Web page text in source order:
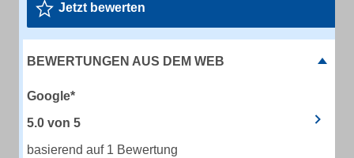
Jetzt bewerten
BEWERTUNGEN AUS DEM WEB
Google*
5.0 von 5
basierend auf 1 Bewertung